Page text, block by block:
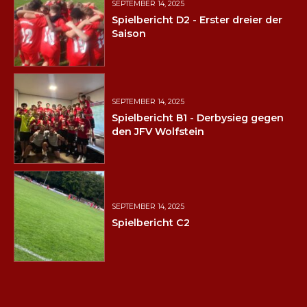
SEPTEMBER 14, 2025
Spielbericht D2 - Erster dreier der
Saison
SEPTEMBER 14, 2025
Spielbericht B1 - Derbysieg gegen
den JFV Wolfstein
SEPTEMBER 14, 2025
Spielbericht C2